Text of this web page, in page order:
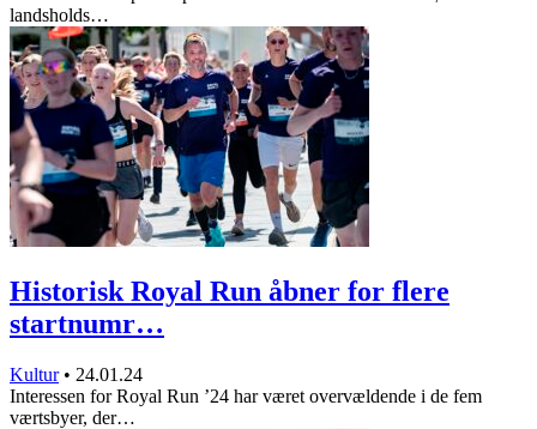
landsholds…
Historisk Royal Run åbner for flere
startnumr…
Kultur • 24.01.24
Interessen for Royal Run ’24 har været overvældende i de fem
værtsbyer, der…